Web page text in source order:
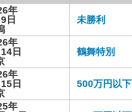
年
日
未勝利
年
日
鶴舞特別
年
日
500万円以下
年